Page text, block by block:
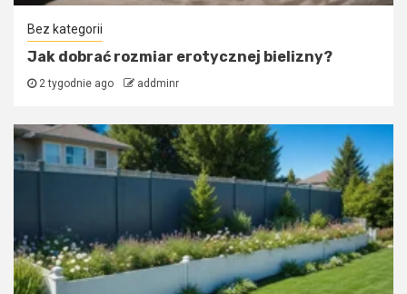
Bez kategorii
Jak dobrać rozmiar erotycznej bielizny?
2 tygodnie ago addminr